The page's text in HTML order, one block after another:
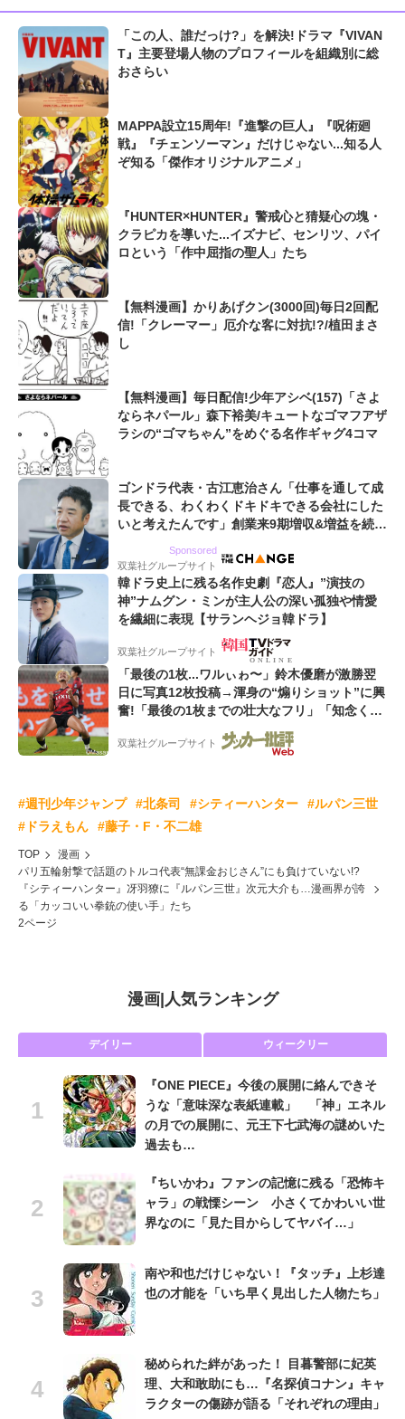
「この人、誰だっけ?」を解決!ドラマ『VIVAN
T』主要登場人物のプロフィールを組織別に総
おさらい
MAPPA設立15周年!『進撃の巨人』『呪術廻
戦』『チェンソーマン』だけじゃない...知る人
ぞ知る「傑作オリジナルアニメ」
『HUNTER×HUNTER』警戒心と猜疑心の塊・
クラピカを導いた...イズナビ、センリツ、パイ
ロという「作中屈指の聖人」たち
【無料漫画】かりあげクン(3000回)毎日2回配
信!「クレーマー」厄介な客に対抗!?/植田まさ
し
【無料漫画】毎日配信!少年アシベ(157)「さよ
ならネパール」森下裕美/キュートなゴマフアザ
ラシの“ゴマちゃん”をめぐる名作ギャグ4コマ
ゴンドラ代表・古江恵治さん「仕事を通して成
長できる、わくわくドキドキできる会社にした
いと考えたんです」創業来9期増収&増益を続け
Sponsored
双葉社グループサイト
韓ドラ史上に残る名作史劇『恋人』”演技の
神”ナムグン・ミンが主人公の深い孤独や情愛
を繊細に表現【サランヘジョ韓ドラ】
双葉社グループサイト
「最後の1枚...ワルぃゎ〜」鈴木優磨が激勝翌
日に写真12枚投稿→渾身の“煽りショット”に興
奮!「最後の1枚までの壮大なフリ」「知念くん
のことどんだけ好きなんよw」
双葉社グループサイト
#週刊少年ジャンプ #北条司 #シティーハンター
#ルパン三世
#ドラえもん
#藤子・F・不二雄
TOP
漫画
パリ五輪射撃で話題のトルコ代表“無課金おじさん”にも負けていない!?
『シティーハンター』冴羽獠に『ルパン三世』次元大介も…漫画界が誇
る「カッコいい拳銃の使い手」たち
2ページ
漫画| 人気ランキング
デイリー ウィークリー
『ONE PIECE』今後の展開に絡んできそ
うな「意味深な表紙連載」 「神」エネル
の月での展開に、元王下七武海の謎めいた
過去も…
『ちいかわ』ファンの記憶に残る「恐怖キ
ャラ」の戦慄シーン 小さくてかわいい世
界なのに「見た目からしてヤバイ…」
南や和也だけじゃない！『タッチ』上杉達
也の才能を「いち早く見出した人物たち」
秘められた絆があった！ 目暮警部に妃英
理、大和敢助にも…『名探偵コナン』キャ
ラクターの傷跡が語る「それぞれの理由」